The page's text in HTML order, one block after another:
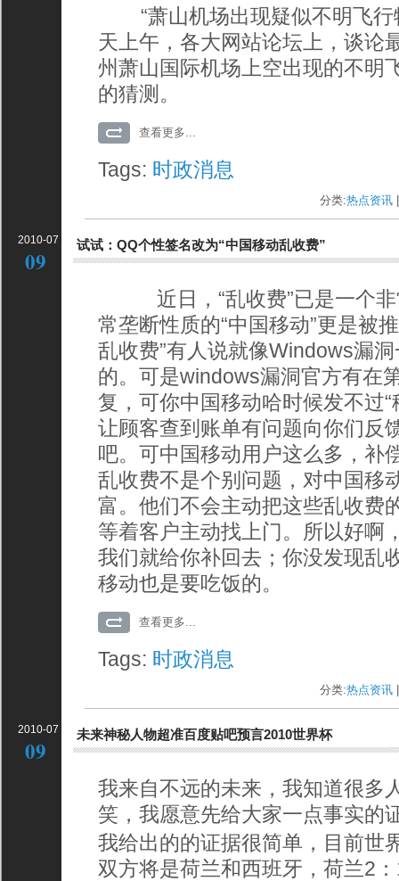
“萧山机场出现疑似不明飞行
天上午，各大网站论坛上，谈论
州萧山国际机场上空出现的不明
的猜测。
查看更多...
Tags: 时政消息
分类:热点资讯
2010-07
09
试试：QQ个性签名改为“中国移动乱收费”
近日，“乱收费”已是一个非
常垄断性质的“中国移动”更是被
乱收费”有人说就像Windows漏
的。可是windows漏洞官方有在
复，可你中国移动哈时候发不过
让顾客查到账单有问题向你们反
吧。可中国移动用户这么多，补
乱收费不是个别问题，对中国移
富。他们不会主动把这些乱收费
等着客户主动找上门。所以好啊
我们就给你补回去；你没发现乱
移动也是要吃饭的。
查看更多...
Tags: 时政消息
分类:热点资讯
2010-07
09
未来神秘人物超准百度贴吧预言2010世界杯
我来自不远的未来，我知道很多
笑，我愿意先给大家一点事实的
我给出的的证据很简单，目前世
双方将是荷兰和西班牙，荷兰2